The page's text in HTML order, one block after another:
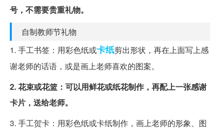
号，不需要贵重礼物。
自制教师节礼物
1. 手工书签：用彩色纸或卡纸剪出形状，再在上面写上感
谢老师的话语，或是画上老师喜欢的图案。
2. 花束或花篮：可以用鲜花或纸花制作，再配上一张感谢
卡片，送给老师。
3. 手工贺卡：用彩色纸或卡纸制作，画上老师的形象、图